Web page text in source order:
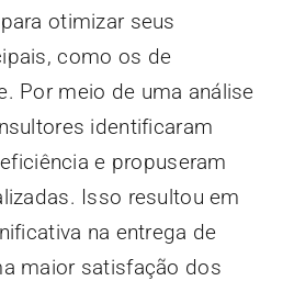
otimizar seus
como os de
Por meio de uma análise
identificaram
e propuseram
Isso resultou em
na entrega de
maior satisfação dos